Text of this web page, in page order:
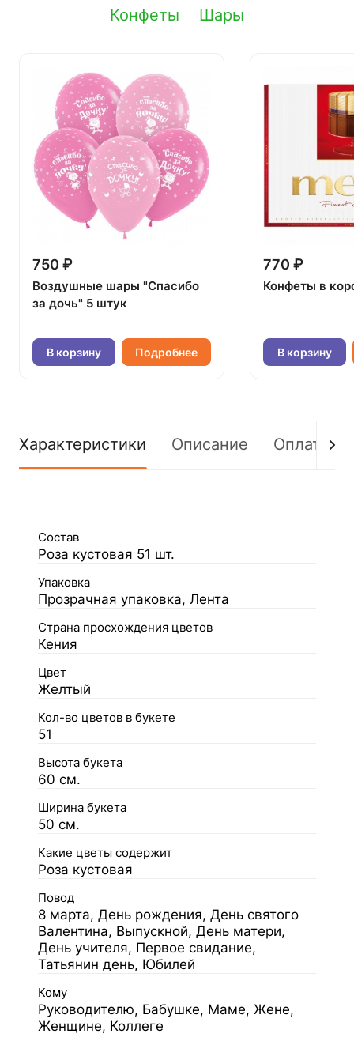
Конфеты Шары
750 ₽
Воздушные шары "Спасибо
за дочь" 5 штук
В корзину Подробнее
770 ₽
Конфеты в
В корзину
Характеристики Описание Оплата
Состав
Роза кустовая 51 шт.
Упаковка
Прозрачная упаковка, Лента
Страна просхождения цветов
Кения
Цвет
Желтый
Кол-во цветов в букете
51
Высота букета
60 см.
Ширина букета
50 см.
Какие цветы содержит
Роза кустовая
Повод
8 марта, День рождения, День святого
Валентина, Выпускной, День матери,
День учителя, Первое свидание,
Татьянин день, Юбилей
Кому
Руководителю, Бабушке, Маме, Жене,
Женщине, Коллеге